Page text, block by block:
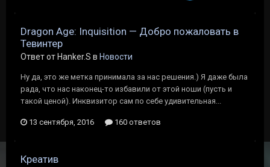
Dragon Age: Inquisition — Добро пожаловать в
Тевинтер
Ответ от Hanker.S в Новости
Ну да, это же метка принимала за нас решения.) Я даже была
рада, что нас наконец-то избавили от этой ноши (пусть и
такой ценой). Инквизитор сам по себе удивительная...
13 сентября, 2016 160 ответов
Креатив